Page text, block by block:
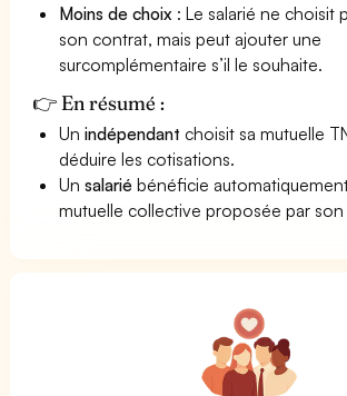
Moins de choix : Le salarié ne choisit
son contrat, mais peut ajouter une
surcomplémentaire s’il le souhaite.
👉 En résumé :
Unindépendant choisit sa mutuelle
déduire les cotisations.
Unsalarié bénéficie
mutuelle collective proposée par son